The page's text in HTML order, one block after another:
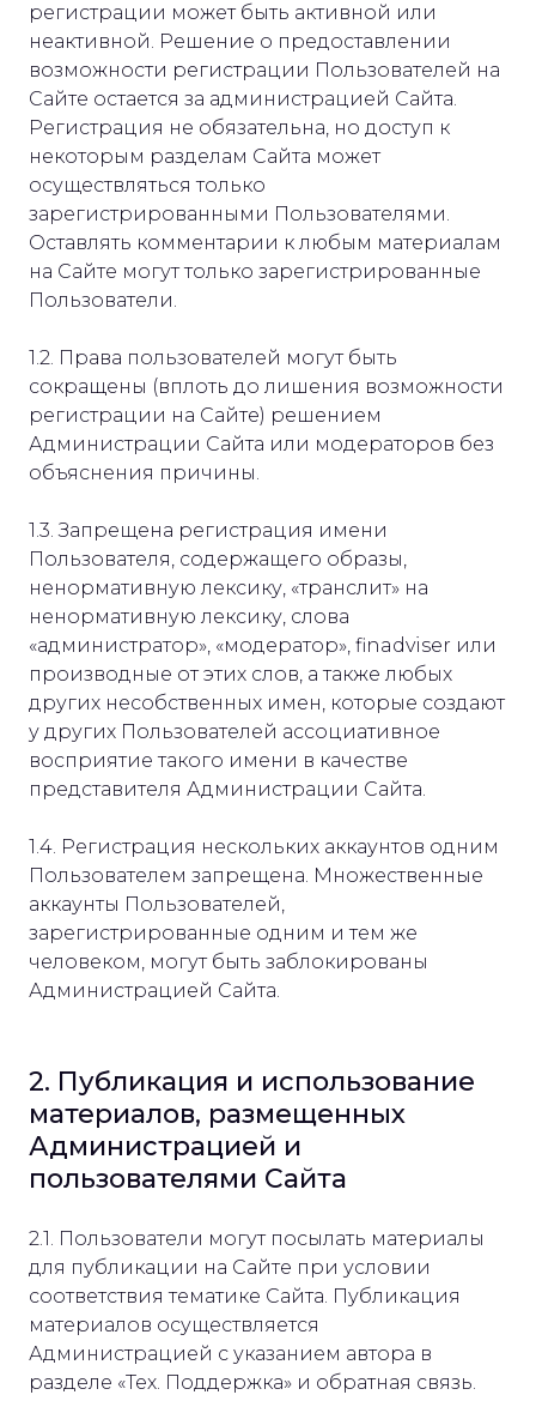
регистрации может быть активной или
неактивной. Решение о предоставлении
возможности регистрации Пользователей на
Сайте остается за администрацией Сайта.
Регистрация не обязательна, но доступ к
некоторым разделам Сайта может
осуществляться только
зарегистрированными Пользователями.
Оставлять комментарии к любым материалам
на Сайте могут только зарегистрированные
Пользователи.
1.2. Права пользователей могут быть
сокращены (вплоть до лишения возможности
регистрации на Сайте) решением
Администрации Сайта или модераторов без
объяснения причины.
1.3. Запрещена регистрация имени
Пользователя, содержащего образы,
ненормативную лексику, «транслит» на
ненормативную лексику, слова
«администратор», «модератор», finadviser или
производные от этих слов, а также любых
других несобственных имен, которые создают
у других Пользователей ассоциативное
восприятие такого имени в качестве
представителя Администрации Сайта.
1.4. Регистрация нескольких аккаунтов одним
Пользователем запрещена. Множественные
аккаунты Пользователей,
зарегистрированные одним и тем же
человеком, могут быть заблокированы
Администрацией Сайта.
2. Публикация и использование
материалов, размещенных
Администрацией и
пользователями Сайта
2.1. Пользователи могут посылать материалы
для публикации на Сайте при условии
соответствия тематике Сайта. Публикация
материалов осуществляется
Администрацией с указанием автора в
разделе «Тех. Поддержка» и обратная связь.